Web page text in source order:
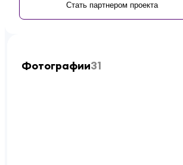
Стать партнером проекта
Фотографии31